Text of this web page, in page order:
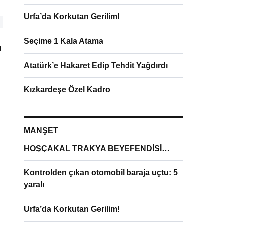
Urfa’da Korkutan Gerilim!
Seçime 1 Kala Atama
Atatürk’e Hakaret Edip Tehdit Yağdırdı
Kızkardeşe Özel Kadro
MANŞET
HOŞÇAKAL TRAKYA BEYEFENDİSİ…
Kontrolden çıkan otomobil baraja uçtu: 5
yaralı
Urfa’da Korkutan Gerilim!